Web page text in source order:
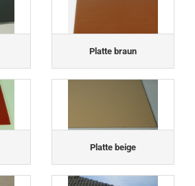
Platte braun
Platte beige